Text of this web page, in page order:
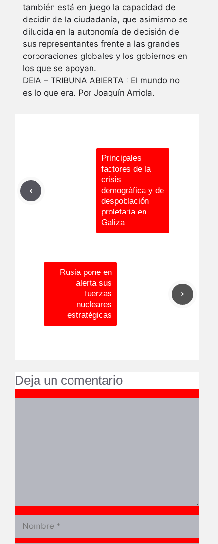
también está en juego la capacidad de
decidir de la ciudadanía, que asimismo se
dilucida en la autonomía de decisión de
sus representantes frente a las grandes
corporaciones globales y los gobiernos en
los que se apoyan.
DEIA – TRIBUNA ABIERTA : El mundo no
es lo que era. Por Joaquín Arriola.
Principales
factores de la
crisis
demográfica y de
despoblación
proletaria en
Galiza
Rusia pone en
alerta sus
fuerzas
nucleares
estratégicas
Deja un comentario